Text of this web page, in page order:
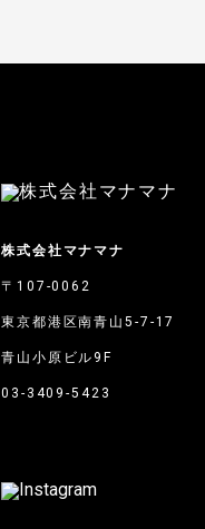
株式会社マナマナ
〒107-0062
東京都港区南青山5-7-17
青山小原ビル9F
03-3409-5423